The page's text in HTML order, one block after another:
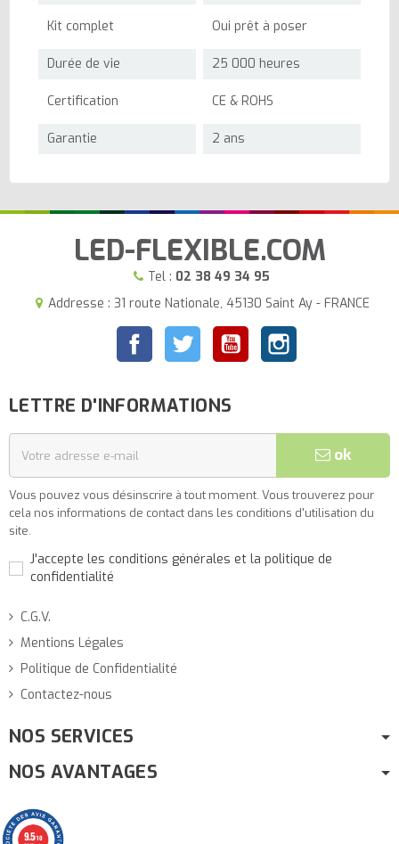
Kit complet Oui prêt à poser
Durée de vie 25 000 heures
Certification CE & ROHS
Garantie 2 ans
LED-FLEXIBLE.COM
Tel : 02 38 49 34 95
Addresse : 31 route Nationale, 45130 Saint Ay - FRANCE
FacebookTwitter YouTubeInstagram
LETTRE D'INFORMATIONS
ok
Vous pouvez vous désinscrire à tout moment. Vous trouverez pour
cela nos informations de contact dans les conditions d'utilisation du
site.
J'accepte les conditions générales et la politique de
confidentialité
C.G.V.
Mentions Légales
Politique de Confidentialité
Contactez-nous
NOS SERVICES
NOS AVANTAGES
9.5/10